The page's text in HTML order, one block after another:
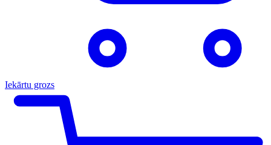
Iekārtu grozs